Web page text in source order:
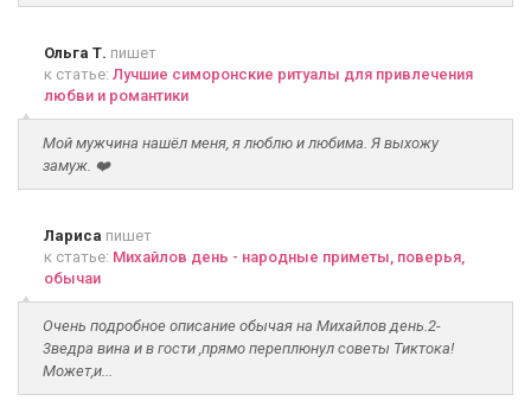
Ольга Т. пишет
к статье: Лучшие симоронские ритуалы для привлечения
любви и романтики
Мой мужчина нашёл меня, я люблю и любима. Я выхожу
замуж. ❤️
Лариса пишет
к статье: Михайлов день - народные приметы, поверья,
обычаи
Очень подробное описание обычая на Михайлов день.2-
3ведра вина и в гости ,прямо переплюнул советы Тиктока!
Может,и...